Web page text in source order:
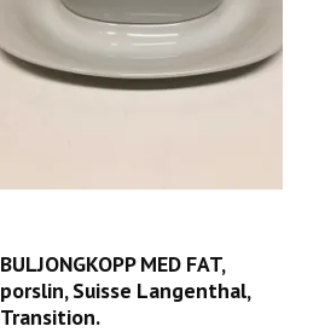
BULJONGKOPP MED FAT,
porslin, Suisse Langenthal,
Transition.